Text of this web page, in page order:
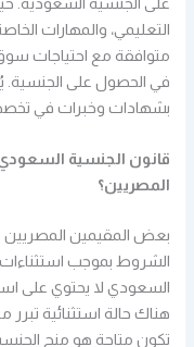
التعليمي، والمهارات
متوافقة مع احتياجات
في الحصول على الجنسية.
بشهادات وخبرات في
قانون الجنسية
المصريين؟
بعض المقيمين
الشروط بموجب
السعودي لا يحتوي على
هناك حالة استثنائية تبرر
تكون متاحة هو منح